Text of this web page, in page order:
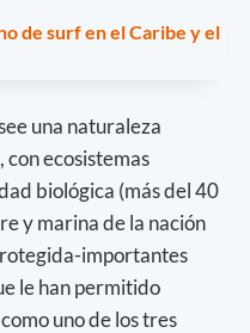
de surf en el Caribe y el
una naturaleza
ecosistemas
biológica (más del 40
y marina de la nación
importantes
le han permitido
uno de los tres